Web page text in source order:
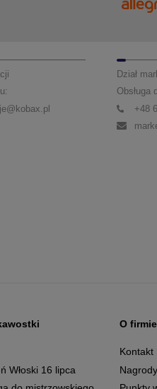
Dział
Obsługa
+48
Włoski 16 lipca
O firmie
Kontakt